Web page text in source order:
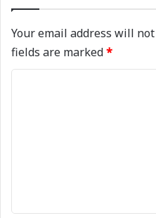
Your email address will
fields are marked*